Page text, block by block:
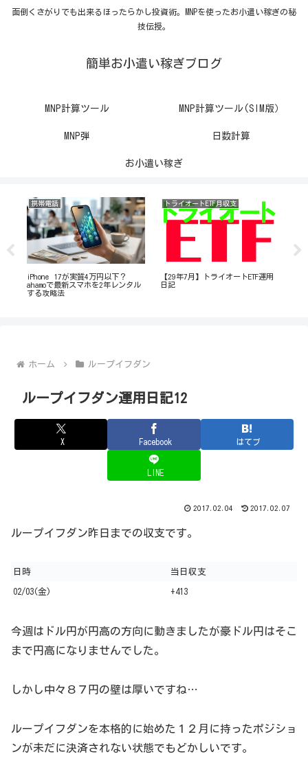
面倒くさがりでも出来るほったらかし投資術。MNPを使ったお小遣い稼ぎの秘
技伝授。
簡単お小遣い稼ぎブログ
MNP計算ツール MNP計算ツール(SIM版）
MNP弾 日数計算
お小遣い稼ぎ
携帯電話
iPhone 17が実質4万円以下？
ahamoで最新スマホを2年レンタル
する攻略法
トライオートETF月収支
【29年7月】トライオートETF運用
日記
ホーム ループイフダン
ループイフダン運用日記12
X Facebook はてブ
LINE
2017.02.04 2017.02.07
ループイフダン昨日までの収支です。
日時 当日収支
02/03(金) +413
今週はドル円が円高の方向に動きましたが豪ドル円はそこ
まで円高になりませんでした。
しかし中々８７円の壁は厚いですね…
ループイフダンを本格的に始めた１２月に持ったポジショ
ンが未だに決済されない状態でもどかしいです。